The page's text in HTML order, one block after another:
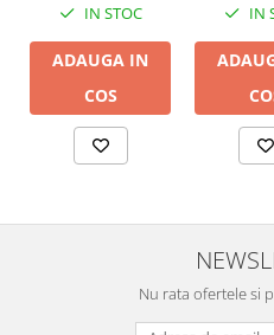
IN STOC
ADAUGA IN
COS
IN
Nu rata ofertele si